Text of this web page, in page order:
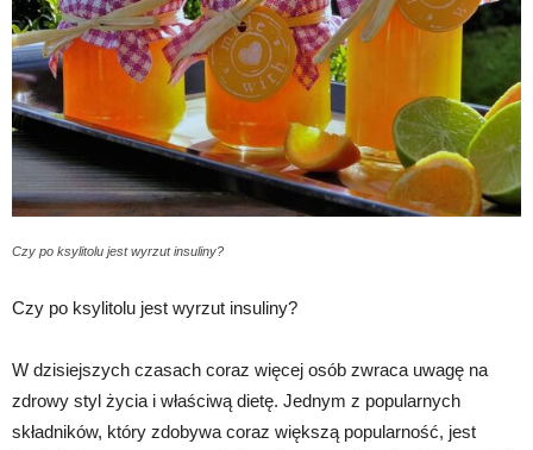
Czy po ksylitolu jest wyrzut insuliny?
Czy po ksylitolu jest wyrzut insuliny?
W dzisiejszych czasach coraz więcej osób zwraca uwagę na
zdrowy styl życia i właściwą dietę. Jednym z popularnych
składników, który zdobywa coraz większą popularność, jest